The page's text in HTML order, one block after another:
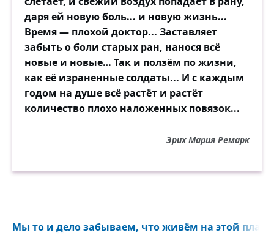
даря ей новую боль... и новую жизнь...
Время — плохой доктор... Заставляет
забыть о боли старых ран, нанося всё
новые и новые… Так и ползём по жизни,
как её израненные солдаты... И с каждым
годом на душе всё растёт и растёт
количество плохо наложенных повязок...
Эрих Мария Ремарк
Мы то и дело забываем, что живём на этой